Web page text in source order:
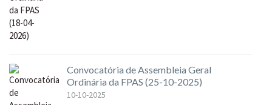
Convocatória de Assembleia Geral
Ordinária da FPAS (25-10-2025)
10-10-2025